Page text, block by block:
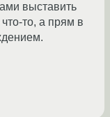
выставить
то, а прям в